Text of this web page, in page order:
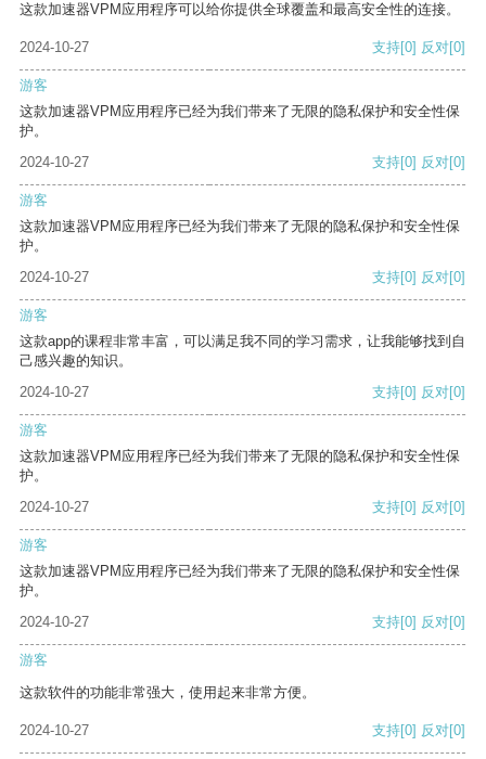
这款加速器VPM应用程序可以给你提供全球覆盖和最高安全性的连接。
2024-10-27 支持[0] 反对[0]
游客
这款加速器VPM应用程序已经为我们带来了无限的隐私保护和安全性保
护。
2024-10-27
支持[0] 反对[0]
游客
这款加速器VPM应用程序已经为我们带来了无限的隐私保护和安全性保
护。
2024-10-27
支持[0] 反对[0]
游客
这款app的课程非常丰富，可以满足我不同的学习需求，让我能够找到自
己感兴趣的知识。
2024-10-27
支持[0] 反对[0]
游客
这款加速器VPM应用程序已经为我们带来了无限的隐私保护和安全性保
护。
2024-10-27
支持[0] 反对[0]
游客
这款加速器VPM应用程序已经为我们带来了无限的隐私保护和安全性保
护。
2024-10-27
支持[0] 反对[0]
游客
这款软件的功能非常强大，使用起来非常方便。
2024-10-27 支持[0] 反对[0]